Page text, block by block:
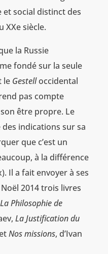
social distinct des
XXe siècle.
la Russie
fondé sur la seule
le Gestelloccidental
pas compte
être propre. Le
indications sur sa
que c’est un
à la différence
Il a fait envoyer à ses
2014 trois livres
La Philosophie de
La Justification du
Nos missions, d’Ivan